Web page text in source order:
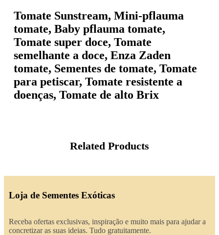
Tomate Sunstream, Mini-pflauma
tomate, Baby pflauma tomate,
Tomate super doce, Tomate
semelhante a doce, Enza Zaden
tomate, Sementes de tomate, Tomate
para petiscar, Tomate resistente a
doenças, Tomate de alto Brix
Related Products
Loja de Sementes Exóticas
Receba ofertas exclusivas, inspiração e muito mais para ajudar a
concretizar as suas ideias. Tudo gratuitamente.